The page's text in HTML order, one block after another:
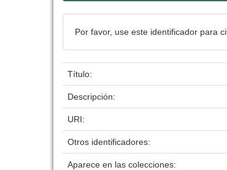
Por favor, use este identificador para
Título:
Descripción:
URI:
Otros identificadores:
Aparece en las colecciones: